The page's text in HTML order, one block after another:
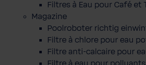
Filtres à Eau pour Café et
Magazine
Poolroboter richtig
Filtre à chlore pour eau
Filtre anti-calcaire pour